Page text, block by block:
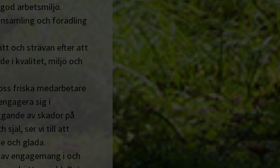
arbetsmiljö.
och förädling
och strävan efter att
i kvalitet, miljö och
friska medarbetare
sig i
av skador på
själ, ser vi till att
och glada.
engagemang i och